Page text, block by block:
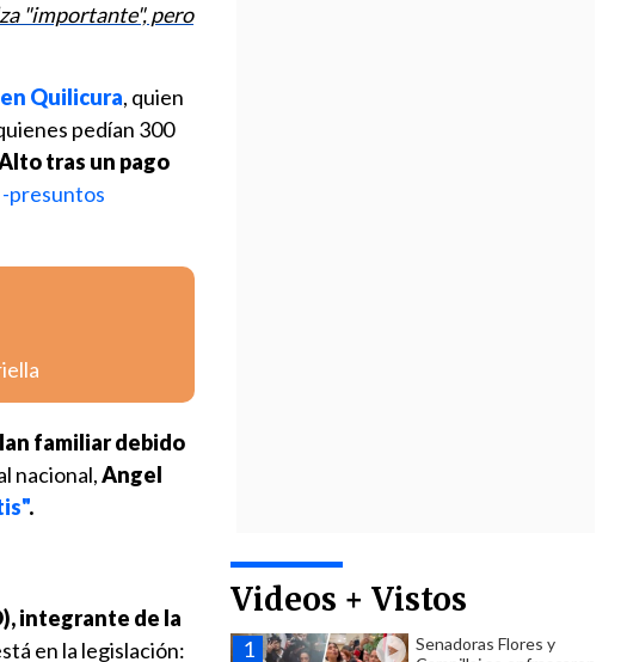
Videos + Vistos
Senadoras Flores y
"importante", pero
Quilicura, quien
pedían 300
tras un pago
presuntos
familiar debido
nacional,Angel
.
integrante de la
en la legislación: